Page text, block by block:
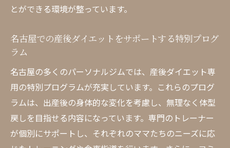
とができる環境が整っています。
名古屋での産後ダイエットをサポートする特別プログ
ラム
名古屋の多くのパーソナルジムでは、産後ダイエット専
用の特別プログラムが充実しています。これらのプログ
ラムは、出産後の身体的な変化を考慮し、無理なく体型
戻しを目指せる内容になっています。専門のトレーナー
が個別にサポートし、それぞれのママたちのニーズに応